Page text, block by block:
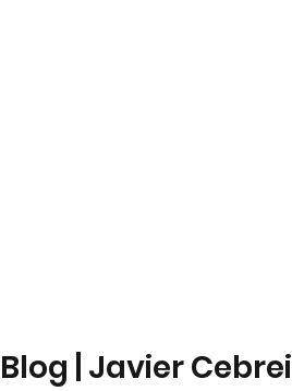
Blog | Javier